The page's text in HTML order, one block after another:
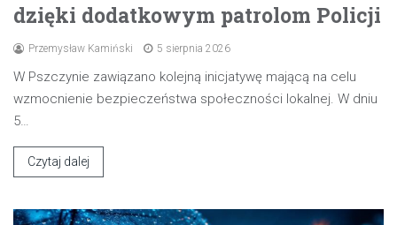
dzięki dodatkowym patrolom Policji
Przemysław Kamiński 5 sierpnia 2026
W Pszczynie zawiązano kolejną inicjatywę mającą na celu
wzmocnienie bezpieczeństwa społeczności lokalnej. W dniu
5…
Czytaj dalej